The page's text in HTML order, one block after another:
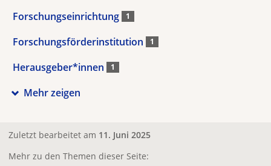
Forschungseinrichtung 1
Forschungsförderinstitution 1
Herausgeber*innen 1
Mehr zeigen
Zuletzt bearbeitet am 11. Juni 2025
Mehr zu den Themen dieser Seite: